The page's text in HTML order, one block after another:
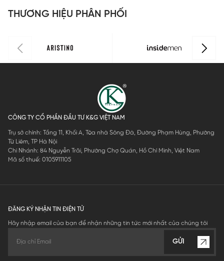
THƯƠNG HIỆU PHÂN PHỐI
CÔNG TY CỔ PHẦN ĐẦU TƯ K&G VIỆT NAM
Trụ sở chính: Tầng 11, Khối A, Tòa nhà Sông Đà, Đường Phạm Hùng, Phường
Từ Liêm, TP Hà Nội
Chi Nhánh: 84 Nguyễn Trãi, Phường Chợ Quán, Hồ Chí Minh, Việt Nam
Mã số thuế: 0105911105
ĐĂNG KÝ NHẬN TIN ĐIỆN TỬ
Hãy nhập email của bạn để nhận những tin tức mới nhất của chúng tôi
GỬI